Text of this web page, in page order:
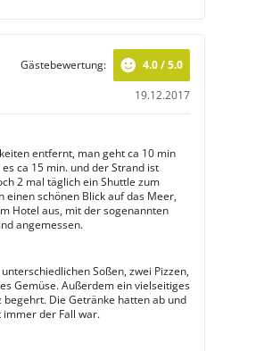
19.12.2017
Gästebewertung: 4.0 / 5.0
entfernt, man geht ca 10 min
ca 15 min. und der Strand ist
2 mal täglich ein Shuttle zum
schönen Blick auf das Meer,
Hotel aus, mit der sogenannten
angemessen.
Soßen, zwei Pizzen,
Gemüse. Außerdem ein vielseitiges
Die Getränke hatten ab und
immer der Fall war.